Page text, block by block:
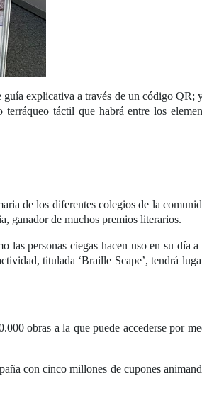
guía explicativa a través de un código QR;
táctil que habrá entre los
de los diferentes colegios de la
ganador de muchos premios literarios.
las personas ciegas hacen uso en su día a
titulada ‘Braille Scape’, tendrá
obras a la que puede accederse por
con cinco millones de cupones